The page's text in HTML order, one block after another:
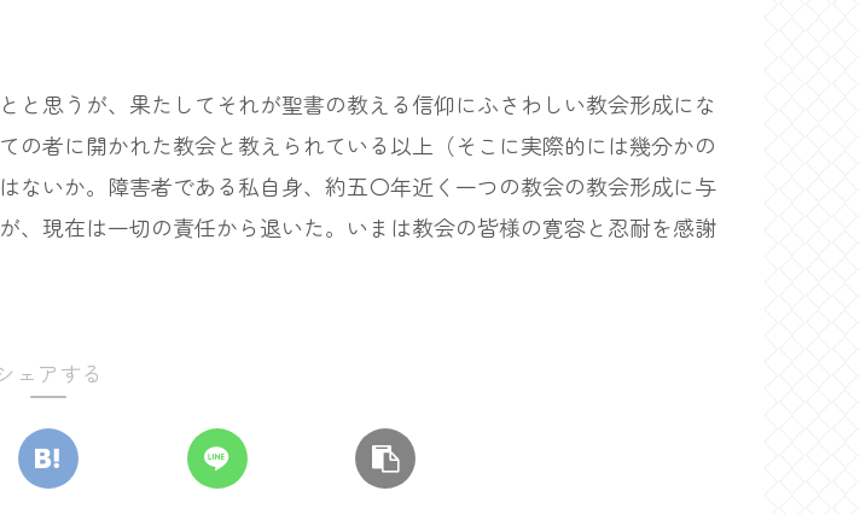
思うが、果たしてそれが聖書の教える信仰にふさわしい教会形成にな
者に開かれた教会と教えられている以上（そこに実際的には幾分かの
いか。障害者である私自身、約五〇年近く一つの教会の教会形成に与
、現在は一切の責任から退いた。いまは教会の皆様の寛容と忍耐を感謝
ェアする